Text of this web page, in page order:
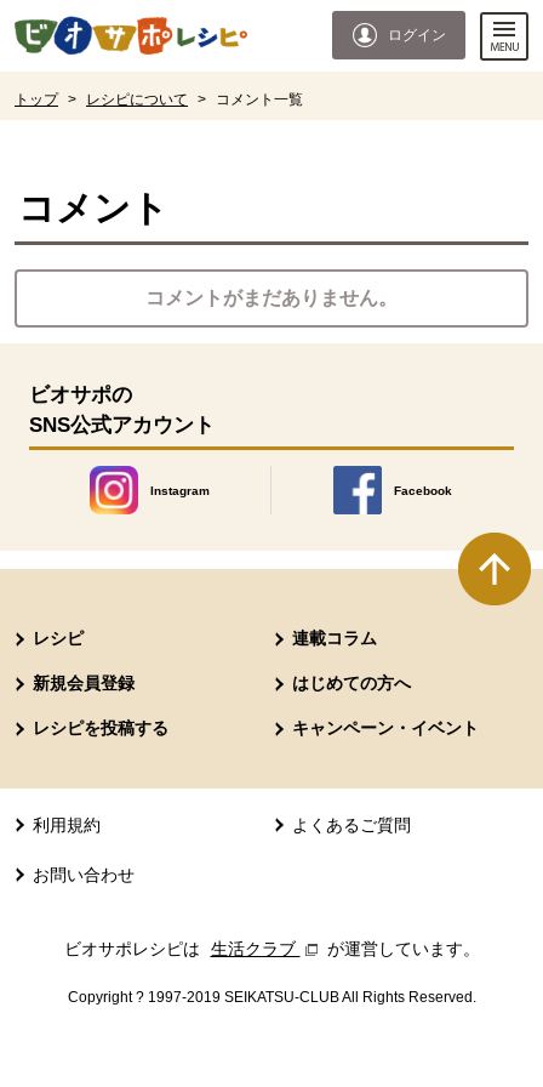
ページの先頭です。
ログイン
トップ > レシピについて > コメント一覧
コメント
コメントがまだありません。
ビオサポの
SNS公式アカウント
Instagram
別のウィンドウで開きます。
Facebook
別のウィンドウで開きます
レシピ 連載コラム
新規会員登録 はじめての方へ
レシピを投稿する キャンペーン・イベント
利用規約 よくあるご質問
お問い合わせ
ビオサポレシピは 生活クラブ 別のウィンドウで開きます。
が運営しています。
Copyright ? 1997-2019 SEIKATSU-CLUB All Rights Reserved.